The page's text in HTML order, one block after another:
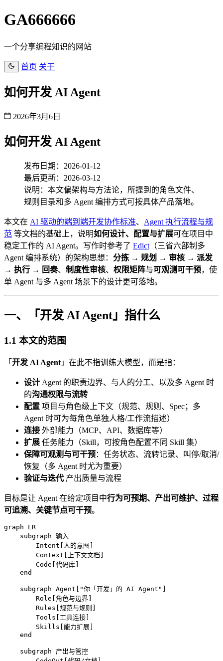
GA666666
一个分享编程知识的网站
首页 关于
如何开发 AI Agent
2026年3月6日
如何开发 AI Agent
发布日期：2026-01-12
最后更新：2026-03-12
说明：本文偏架构与方法论，所提到的角色文件、
规则目录和多 Agent 编排方式可按具体产品落地。
本文在 AI 驱动的端到端开发协作标准、 Agent 执行流程与规
范 等文档的基础上，说明如何设计、配置与扩展可在项目中
稳定工作的 AI Agent。写作时参考了 Edict （三省六部制多
Agent 编排系统）的架构思想： 分拣 → 规划 → 审核 → 派发
→ 执行 → 回奏、 制度性审核、 权限矩阵与可观测可干预，使
单 Agent 与多 Agent 场景下的设计更可落地。
一、「开发 AI Agent」指什么
1.1 本文的范围
「 开发 AI Agent 」在此不指训练大模型，而是指：
设计 Agent 的职责边界、与人的分工、以及多 Agent 时
的沟通权限与流转
配置 项目与角色级上下文（规范、规则、Spec；多
Agent 时可为每角色单独人格/工作流描述）
连接 外部能力（MCP、API、数据库等）
扩展 任务能力（Skill，可按角色配置不同 Skill 集）
保障可观测与可干预：任务状态、流转记录、叫停/取消/
恢复（多 Agent 时尤为重要）
验证与迭代产出质量与流程
目标是让 Agent 在给定项目中行为可预期、产出可维护、过程
可追溯、关键节点可干预。
graph LR
    subgraph 输入
        Intent[人的意图]
        Context[上下文文档]
        Code[代码库]
    end
    subgraph Agent["你「开发」的 AI Agent"]
        Role[角色与边界]
        Rules[规范与规则]
        Tools[工具连接]
        Skills[能力扩展]
    end
    subgraph 产出与管控